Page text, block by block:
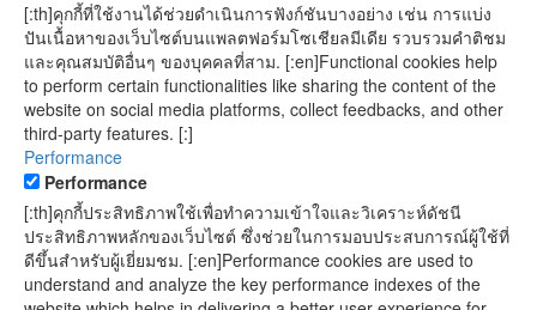
[:th]คุกกี้ที่ใช้งานได้ช่วยดำเนินการฟังก์ชันบางอย่าง เช่น การแบ่ง
ปันเนื้อหาของเว็บไซต์บนแพลตฟอร์มโซเชียลมีเดีย รวบรวมคำติชม
และคุณสมบัติอื่นๆ ของบุคคลที่สาม. [:en]Functional cookies help
to perform certain functionalities like sharing the content of the
website on social media platforms, collect feedbacks, and other
third-party features. [:]
Performance
Performance
[:th]คุกกี้ประสิทธิภาพใช้เพื่อทำความเข้าใจและวิเคราะห์ดัชนี
ประสิทธิภาพหลักของเว็บไซต์ ซึ่งช่วยในการมอบประสบการณ์ผู้ใช้ที่
ดีขึ้นสำหรับผู้เยี่ยมชม. [:en]Performance cookies are used to
understand and analyze the key performance indexes of the